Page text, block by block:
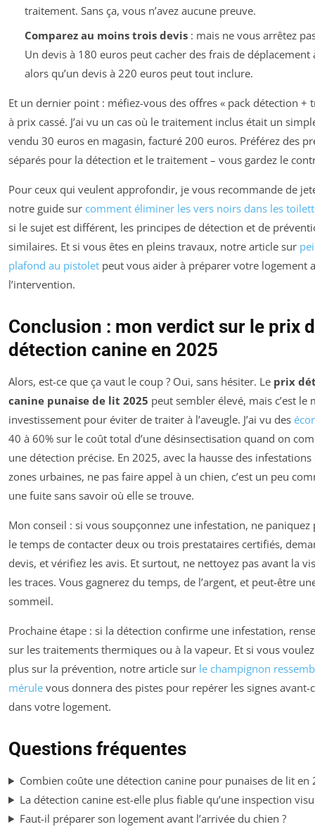
traitement. Sans ça, vous n’avez aucune preuve.
Comparez au moins trois devis: mais ne vous arrêtez
Un devis à 180 euros peut cacher des frais de déplacement
alors qu’un devis à 220 euros peut tout inclure.
Et un dernier point : méfiez-vous des offres « pack détection +
à prix cassé. J’ai vu un cas où le traitement inclus était un
vendu 30 euros en magasin, facturé 200 euros. Préférez des
séparés pour la détection et le traitement – vous gardez le
Pour ceux qui veulent approfondir, je vous recommande de
notre guide sur comment éliminer les vers noirs dans les
si le sujet est différent, les principes de détection et de
similaires. Et si vous êtes en pleins travaux, notre article sur
plafond au pistolet peut vous aider à préparer votre logement
l’intervention.
Conclusion : mon verdict sur le prix
détection canine en 2025
Alors, est-ce que ça vaut le coup ? Oui, sans hésiter. Le prix
canine punaise de lit 2025 peut sembler élevé, mais c’est le
investissement pour éviter de traiter à l’aveugle. J’ai vu des
40 à 60% sur le coût total d’une désinsectisation quand on
une détection précise. En 2025, avec la hausse des infestations
zones urbaines, ne pas faire appel à un chien, c’est un peu
une fuite sans savoir où elle se trouve.
Mon conseil : si vous soupçonnez une infestation, ne paniquez
le temps de contacter deux ou trois prestataires certifiés,
devis, et vérifiez les avis. Et surtout, ne nettoyez pas avant la
les traces. Vous gagnerez du temps, de l’argent, et peut-être
sommeil.
Prochaine étape : si la détection confirme une infestation,
sur les traitements thermiques ou à la vapeur. Et si vous
plus sur la prévention, notre article sur le champignon
mérule vous donnera des pistes pour repérer les signes avant-
dans votre logement.
Questions fréquentes
Combien coûte une détection canine pour punaises de lit en
La détection canine est-elle plus fiable qu’une inspection
Faut-il préparer son logement avant l’arrivée du chien ?